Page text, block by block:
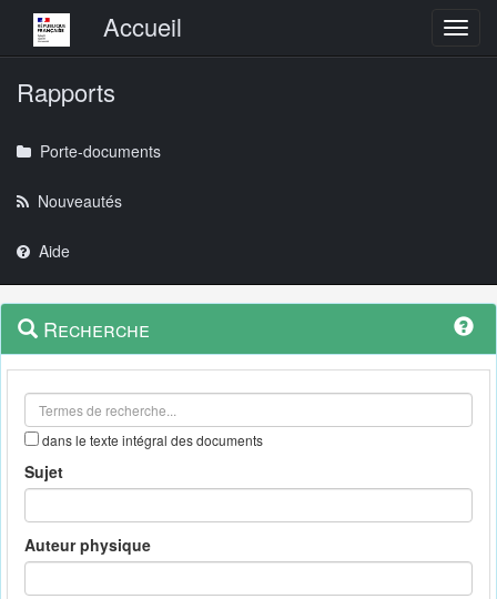
Menu principalAccueil
Rapports
Porte-documents
Nouveautés
Aide
Navigation
outils
Menu
contextuel
Recherche
dans le texte intégral des documents
Sujet
Auteur physique